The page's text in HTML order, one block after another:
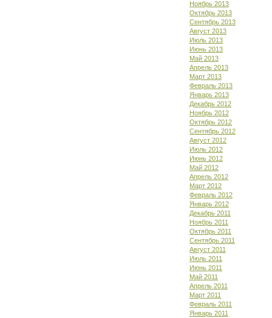
Ноябрь 2013
Октябрь 2013
Сентябрь 2013
Август 2013
Июль 2013
Июнь 2013
Май 2013
Апрель 2013
Март 2013
Февраль 2013
Январь 2013
Декабрь 2012
Ноябрь 2012
Октябрь 2012
Сентябрь 2012
Август 2012
Июль 2012
Июнь 2012
Май 2012
Апрель 2012
Март 2012
Февраль 2012
Январь 2012
Декабрь 2011
Ноябрь 2011
Октябрь 2011
Сентябрь 2011
Август 2011
Июль 2011
Июнь 2011
Май 2011
Апрель 2011
Март 2011
Февраль 2011
Январь 2011